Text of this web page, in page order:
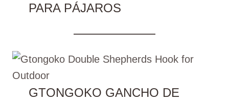
PARA PÁJAROS
GTONGOKO GANCHO DE